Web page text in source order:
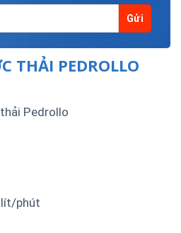
THẢI PEDROLLO
Pedrollo
phút